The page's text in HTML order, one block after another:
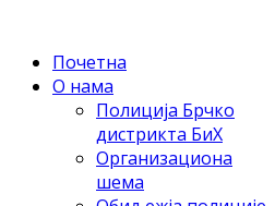
Почетна
О нама
Полиција Брчко
дистрикта БиХ
Организациона
шема